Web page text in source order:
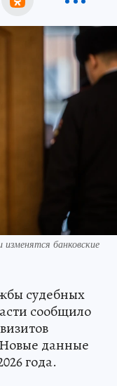
изменятся банковские
судебных
сообщило
данные
года.